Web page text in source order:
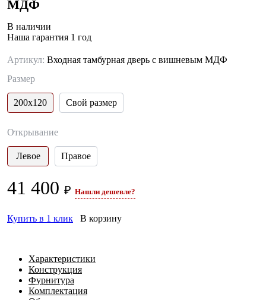
МДФ
В наличии
Наша гарантия 1 год
Артикул: Входная тамбурная дверь с вишневым МДФ
Размер
200х120 Свой размер
Открывание
Левое Правое
41 400 ₽ Нашли дешевле?
Купить в 1 клик В корзину
Характеристики
Конструкция
Фурнитура
Комплектация